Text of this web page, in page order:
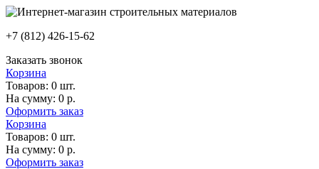
+7 (812) 426-15-62
Заказать звонок
Корзина
Товаров: 0 шт.
На сумму: 0 р.
Оформить заказ
Корзина
Товаров: 0 шт.
На сумму: 0 р.
Оформить заказ